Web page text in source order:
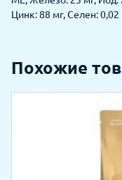
Цинк: 88 мг, Селен:
Похожие